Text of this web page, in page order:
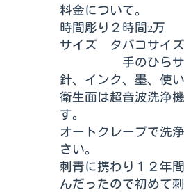
料金について。
時間彫り２時間2万
サイズ タバコサイ
手のひらサイ
針、インク、墨、使い
衛生面は超音波洗浄
す。
オートクレーブで洗
さい。
刺青に携わり１２年
んだったので初めて